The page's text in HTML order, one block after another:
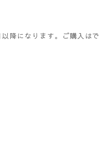
降になります。ご購入はで